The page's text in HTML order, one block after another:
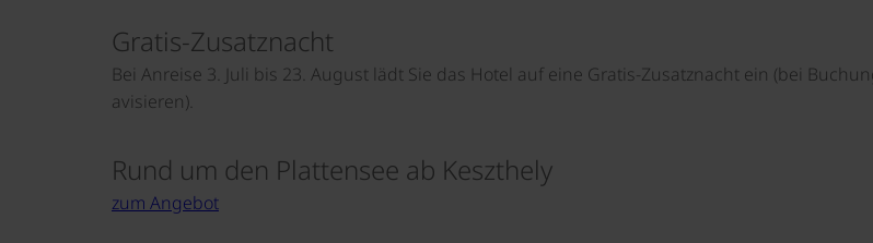
Gratis-Zusatznacht
Bei Anreise 3. Juli bis 23. August lädt Sie das Hotel auf eine Gratis-Zusatznacht ein (bei
avisieren).
Rund um den Plattensee ab Keszthely
zum Angebot